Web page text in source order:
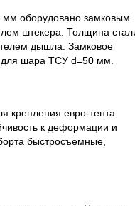
оборудовано замковым
штекера. Толщина
дышла. Замковое
для шара ТСУ d=50 мм.
крепления евро-тента.
к деформации и
быстросъемные,